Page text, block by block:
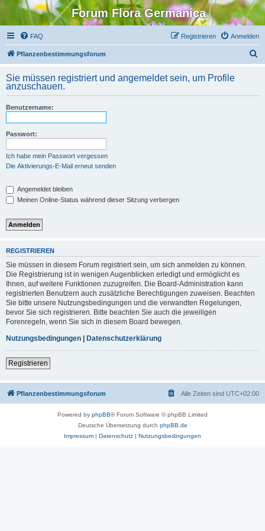
Forum Flora Germanica
FAQ Anmelden
Registrieren
Pflanzenbestimmungsforum
h
Sie müssen registriert und angemeldet sein, um Profile
anzuschauen.
Benutzername:
Passwort:
Ich habe mein Passwort vergessen
Die Aktivierungs-E-Mail erneut senden
Angemeldet bleiben
Meinen Online-Status während dieser Sitzung verbergen
REGISTRIEREN
Sie müssen in diesem Forum registriert sein, um sich anmelden zu können.
Die Registrierung ist in wenigen Augenblicken erledigt und ermöglicht es
Ihnen, auf weitere Funktionen zuzugreifen. Die Board-Administration kann
registrierten Benutzern auch zusätzliche Berechtigungen zuweisen. Beachten
Sie bitte unsere Nutzungsbedingungen und die verwandten Regelungen,
bevor Sie sich registrieren. Bitte beachten Sie auch die jeweiligen
Forenregeln, wenn Sie sich in diesem Board bewegen.
Nutzungsbedingungen | Datenschutzerklärung
Registrieren
Pflanzenbestimmungsforum Alle Zeiten sind UTC+02:00
Powered by phpBB® Forum Software © phpBB Limited
Deutsche Übersetzung durch phpBB.de
Impressum | Datenschutz | Nutzungsbedingungen